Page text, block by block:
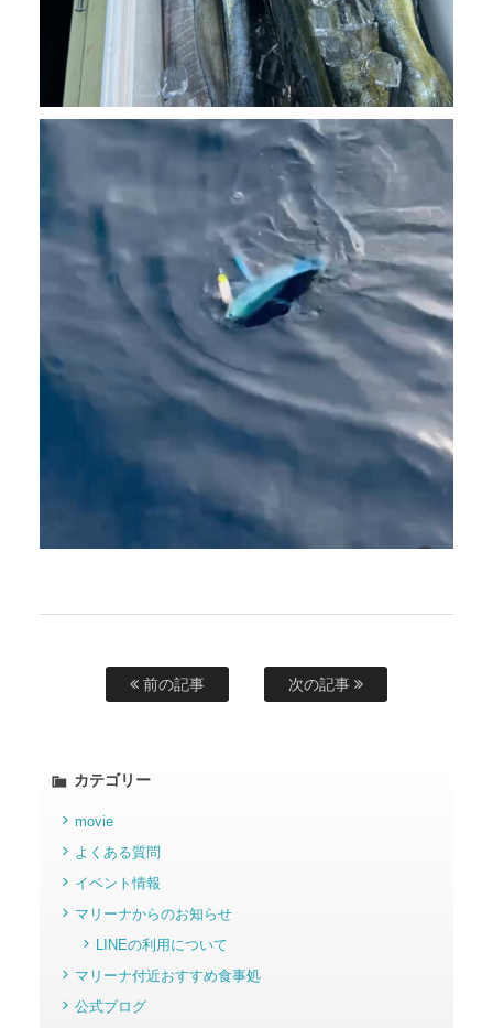
前の記事 次の記事
カテゴリー
movie
よくある質問
イベント情報
マリーナからのお知らせ
LINEの利用について
マリーナ付近おすすめ食事処
公式ブログ